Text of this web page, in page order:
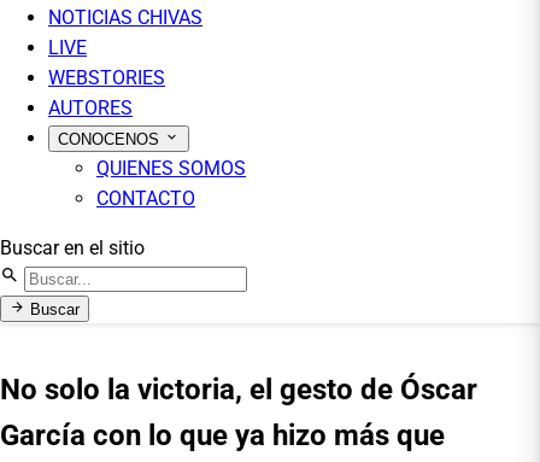
NOTICIAS CHIVAS
LIVE
WEBSTORIES
AUTORES
CONOCENOS
QUIENES SOMOS
CONTACTO
Buscar en el sitio
Buscar
No solo la victoria, el gesto de Óscar
García con lo que ya hizo más que